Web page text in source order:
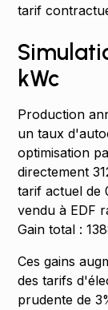
tarif
kWc
Production
un taux
optimisation
directement
tarif actuel de
vendu à EDF
Gain total :
Ces gains
des tarifs
prudente de